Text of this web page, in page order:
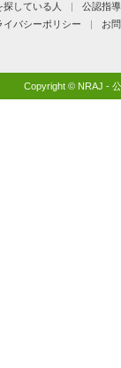
探している人 |
公認指
イバシーポリシー | お
Copyright © NRAJ -